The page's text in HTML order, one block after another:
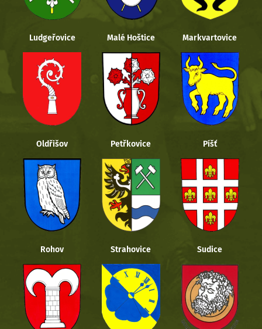
Ludgeřovice Malé Hoštice Markvartovice
Oldřišov Petřkovice Píšť
Rohov Strahovice Sudice